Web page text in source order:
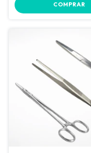
COMPRAR